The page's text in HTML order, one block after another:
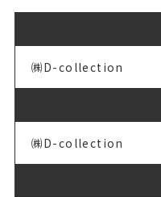
㈱D-collection
㈱D-collection